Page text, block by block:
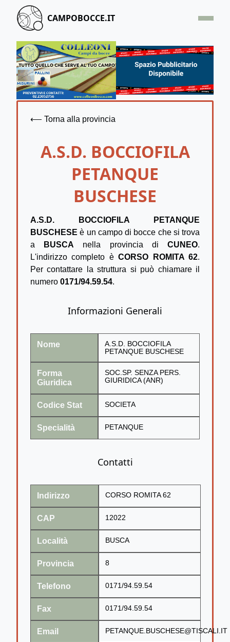
CAMPOBOCCE.IT
HOME
OFFERTA
SEGNALA UN CAMPO
⟵ Torna alla provincia
A.S.D. BOCCIOFILA
PETANQUE
BUSCHESE
A.S.D. BOCCIOFILA PETANQUE
BUSCHESE è un campo di bocce che si trova
a
BUSCA nella provincia diCUNEO.
L'indirizzo completo èCORSO ROMITA 62.
Per contattare la struttura si può chiamare il
numero 0171/94.59.54.
Informazioni Generali
Nome
A.S.D. BOCCIOFILA
PETANQUE BUSCHESE
Forma
Giuridica
SOC.SP. SENZA PERS.
GIURIDICA (ANR)
Codice Stat SOCIETA
Specialità PETANQUE
Contatti
Indirizzo CORSO ROMITA 62
CAP 12022
Località BUSCA
Provincia 8
Telefono 0171/94.59.54
Fax 0171/94.59.54
Email PETANQUE.BUSCHESE@TISCALI.IT